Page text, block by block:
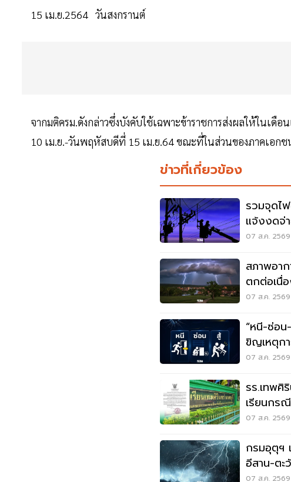
15 เม.ย.2564 วันสงกรานต์
จากมติครม.ดังกล่าวซึ่งบังคับใช้เฉพาะข้าราชการส่งผลให้ในเดื
10 เม.ย.-วันพฤหัสบดีที่ 15 เม.ย.64 ขณะที่ในส่วนของภาคเอ
ข่าวที่เกี่ยวข้อง
รวมจุดไ
แจ้งงดจ่
สมุทรปร
07 ส.ค.
สภาพอา
ตกต่อเนื่
ตกหนักมา
07 ส.ค.
“หนี-ซ่อน-สู้” วิธีเอาตัวร
ขิญเหตุก
07 ส.ค.
รร.เทพศิ
เรียนกร
เหตุกรา
07 ส.ค.
กรมอุตุฯ
อีสาน-ต
ระวังน้ำท่
07 ส.ค.